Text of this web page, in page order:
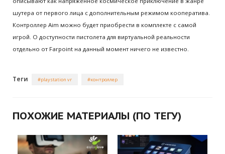
шутера от первого лица с дополнительным режимом кооператива.
Контроллер Aim можно будет приобрести в комплекте с самой
игрой. О доступности пистолета для виртуальной реальности
отдельно от Farpoint на данный момент ничего не известно.
Теги playstation vr контроллер
ПОХОЖИЕ МАТЕРИАЛЫ (ПО ТЕГУ)